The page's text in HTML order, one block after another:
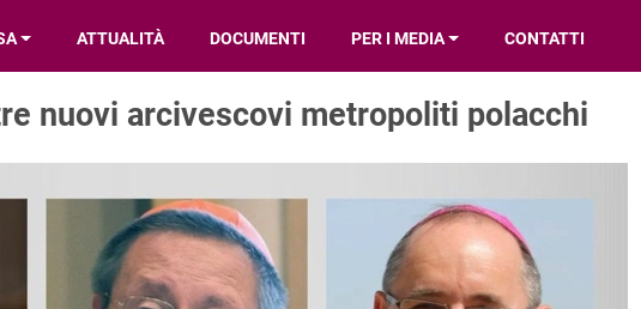
ATTUALITÀ DOCUMENTI PER I MEDIA CONTATTI
nuovi arcivescovi metropoliti polacchi